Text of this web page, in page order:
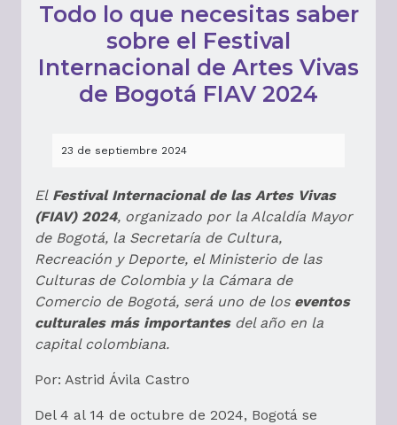
Todo lo que necesitas saber
sobre el Festival
Internacional de Artes Vivas
de Bogotá FIAV 2024
23 de septiembre 2024
El Festival Internacional de las Artes Vivas
(FIAV) 2024, organizado por la Alcaldía Mayor
de Bogotá, la Secretaría de Cultura,
Recreación y Deporte, el Ministerio de las
Culturas de Colombia y la Cámara de
Comercio de Bogotá, será uno de los eventos
culturales más importantesdel año en la
capital colombiana.
Por: Astrid Ávila Castro
Del 4 al 14 de octubre de 2024, Bogotá se